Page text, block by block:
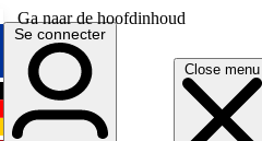
Ga naar de hoofdinhoud
Close menu
English
Deutsch
Se connecter